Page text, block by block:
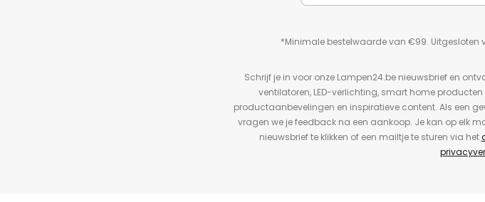
*Minimale bestelwaarde van €99. Uitgesloten
Schrijf je in voor onze Lampen24.be nieuwsbrief en
ventilatoren, LED-verlichting, smart home
productaanbevelingen en inspiratieve content. Als een
vragen we je feedback na een aankoop. Je kan op elk
nieuwsbrief te klikken of een mailtje te sturen via het